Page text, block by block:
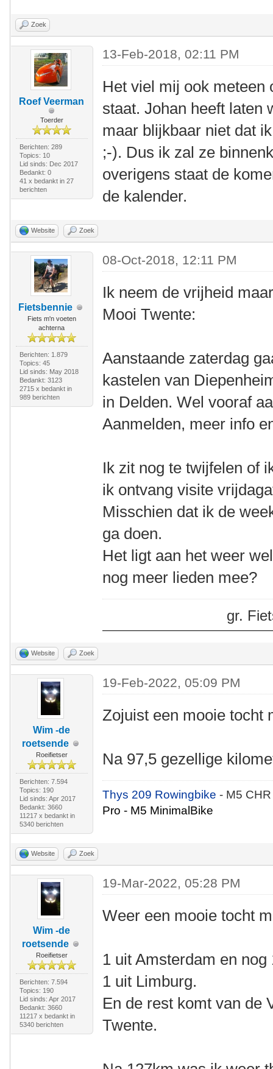
Zoek
Roef Veerman
Toerder
Berichten: 289
Topics: 10
Lid sinds: Dec 2017
Bedankt: 0
41 x bedankt in 27
berichten
13-Feb-2018, 02:11 PM
Het viel mij ook meteen
staat. Johan heeft laten
maar blijkbaar niet dat
;-). Dus ik zal ze
overigens staat de
de kalender.
Website Zoek
Fietsbennie
Fiets m'n voeten
achterna
Berichten: 1.879
Topics: 45
Lid sinds: May 2018
Bedankt: 3123
2715 x bedankt in
989 berichten
08-Oct-2018, 12:11 PM
Ik neem de vrijheid
Mooi Twente:
Aanstaande zaterdag
kastelen van
in Delden. Wel vooraf
Aanmelden, meer info
Ik zit nog te twijfelen of
ik ontvang visite
Misschien dat ik de
ga doen.
Het ligt aan het weer
nog meer lieden mee?
gr.
Website Zoek
Wim -de
roetsende
Roeifietser
Berichten: 7.594
Topics: 190
Lid sinds: Apr 2017
Bedankt: 3660
11217 x bedankt in
5340 berichten
19-Feb-2022, 05:09 PM
Zojuist een mooie tocht
Na 97,5 gezellige
Thys 209 Rowingbike- M5
Pro - M5 MinimalBike
Website Zoek
Wim -de
roetsende
Roeifietser
Berichten: 7.594
Topics: 190
Lid sinds: Apr 2017
Bedankt: 3660
11217 x bedankt in
5340 berichten
19-Mar-2022, 05:28 PM
Weer een mooie tocht
1 uit Amsterdam en
1 uit Limburg.
En de rest komt van de
Twente.